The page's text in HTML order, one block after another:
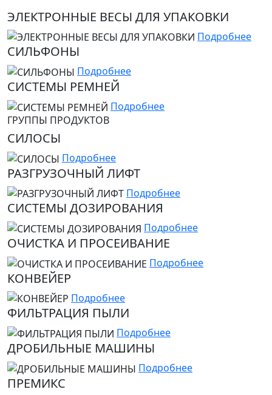
ЭЛЕКТРОННЫЕ ВЕСЫ ДЛЯ УПАКОВКИ
Подробнее
СИЛЬФОНЫ
Подробнее
СИСТЕМЫ РЕМНЕЙ
Подробнее
ГРУППЫ ПРОДУКТОВ
СИЛОСЫ
Подробнее
РАЗГРУЗОЧНЫЙ ЛИФТ
Подробнее
СИСТЕМЫ ДОЗИРОВАНИЯ
Подробнее
ОЧИСТКА И ПРОСЕИВАНИЕ
Подробнее
КОНВЕЙЕР
Подробнее
ФИЛЬТРАЦИЯ ПЫЛИ
Подробнее
ДРОБИЛЬНЫЕ МАШИНЫ
Подробнее
ПРЕМИКС